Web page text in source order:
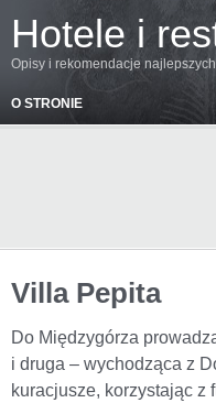
Hotele i
Opisy i rekomendacje
O STRONIE
Villa Pepita
Do Międzygórza
i druga – wychodząca z
kuracjusze, korzystając